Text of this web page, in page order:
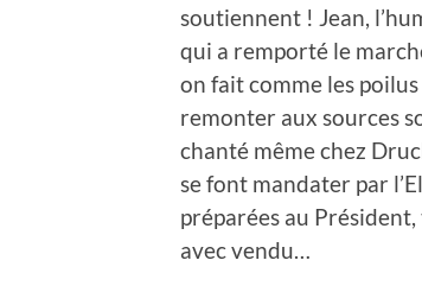
soutiennent ! Jean,
qui a remporté le
on fait comme les
remonter aux sources
chanté même chez
se font mandater par
préparées au
avec vendu…